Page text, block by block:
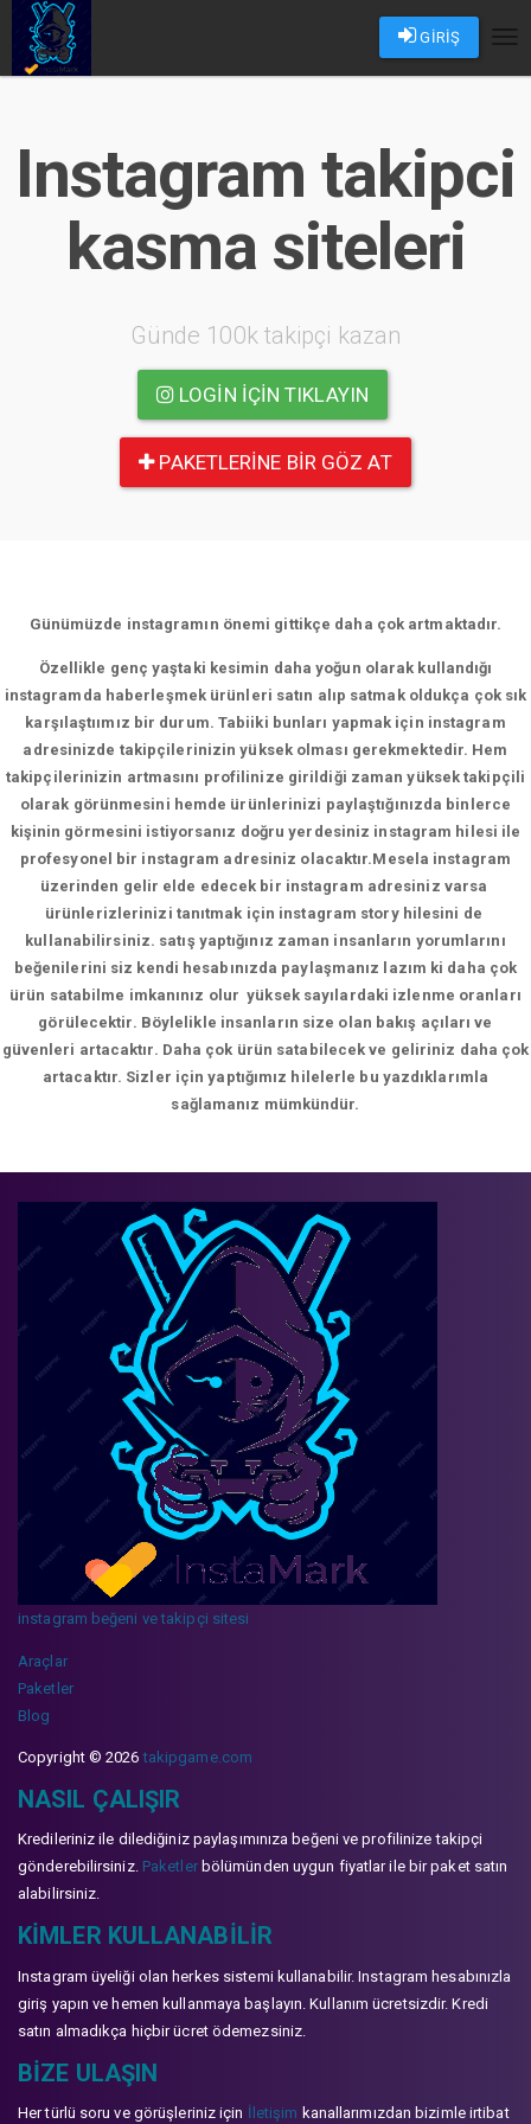
GİRİŞ
Instagram takipci
kasma siteleri
Günde 100k takipçi kazan
LOGIN IÇIN TIKLAYIN
PAKETLERINE BIR GÖZ AT
Günümüzde instagramın önemi gittikçe daha çok artmaktadır.
Özellikle genç yaştaki kesimin daha yoğun olarak kullandığı
instagramda haberleşmek ürünleri satın alıp satmak oldukça çok sık
karşılaştıımız bir durum. Tabiiki bunları yapmak için instagram
adresinizde takipçilerinizin yüksek olması gerekmektedir. Hem
takipçilerinizin artmasını profilinize girildiği zaman yüksek takipçili
olarak görünmesini hemde ürünlerinizi paylaştığınızda binlerce
kişinin görmesini istiyorsanız doğru yerdesiniz instagram hilesi ile
profesyonel bir instagram adresiniz olacaktır.Mesela instagram
üzerinden gelir elde edecek bir instagram adresiniz varsa
ürünlerizlerinizi tanıtmak için instagram story hilesini de
kullanabilirsiniz. satış yaptığınız zaman insanların yorumlarını
beğenilerini siz kendi hesabınızda paylaşmanız lazım ki daha çok
ürün satabilme imkanınız olur yüksek sayılardaki izlenme oranları
görülecektir. Böylelikle insanların size olan bakış açıları ve
güvenleri artacaktır. Daha çok ürün satabilecek ve geliriniz daha çok
artacaktır. Sizler için yaptığımız hilelerle bu yazdıklarımla
sağlamanız mümkündür.
instagram beğeni ve takipçi sitesi
Araçlar
Paketler
Blog
Copyright © 2026takipgame.com
NASIL ÇALIŞIR
Kredileriniz ile dilediğiniz paylaşımınıza beğeni ve profilinize takipçi
gönderebilirsiniz. Paketlerbölümünden uygun fiyatlar ile bir paket satın
alabilirsiniz.
KIMLER KULLANABILIR
Instagram üyeliği olan herkes sistemi kullanabilir. Instagram hesabınızla
giriş yapın ve hemen kullanmaya başlayın. Kullanım ücretsizdir. Kredi
satın almadıkça hiçbir ücret ödemezsiniz.
BIZE ULAŞIN
Her türlü soru ve görüşleriniz için İletişim kanallarımızdan bizimle irtibat